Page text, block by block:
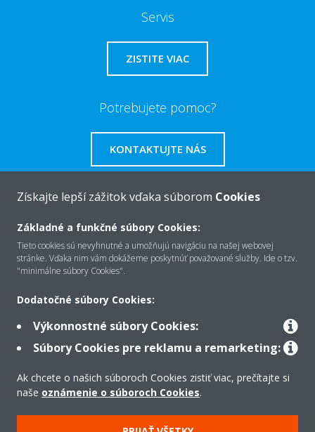
Servis
ZISTITE VIAC
Potrebujete pomoc?
KONTAKTUJTE NÁS
O Daikin
Kontakt
Produkty
Získajte lepší zážitok vďaka súborom Cookies
Základné a funkčné súbory Cookies:
Tieto cookies sú nevyhnutné a umožňujú navigáciu na našej webovej
stránke. Vďaka nim vám dokážeme poskytnúť považované služby. Ide o tzv.
"minimálne súbory Cookies".
Dodatočné súbory Cookies:
Výkonnostné súbory Cookies:
Súbory Cookies pre reklamu a remarketing:
Ak chcete o našich súboroch Cookies zistiť viac, prečítajte si
naše oznámenie o súboroch Cookies.